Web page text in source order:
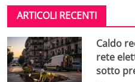
ARTICOLI RECENTI
Caldo
rete
sotto